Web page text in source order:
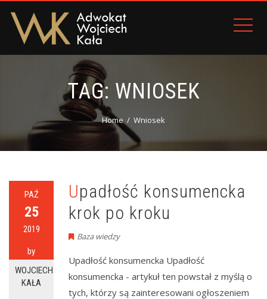
TAG:WNIOSEK
Home Wniosek
PAŹ
25
2019
by
WOJCIECH
KAŁA
Upadłość konsumencka
krok po kroku
Baza wiedzy
Upadłość konsumencka Upadłość
konsumencka - artykuł ten powstał z myślą o
tych, którzy są zainteresowani ogłoszeniem